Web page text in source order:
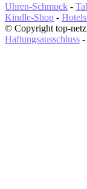
Uhren-Schmuck -
Kindle-Shop -
© Copyright top-
Haftungsausschluss -